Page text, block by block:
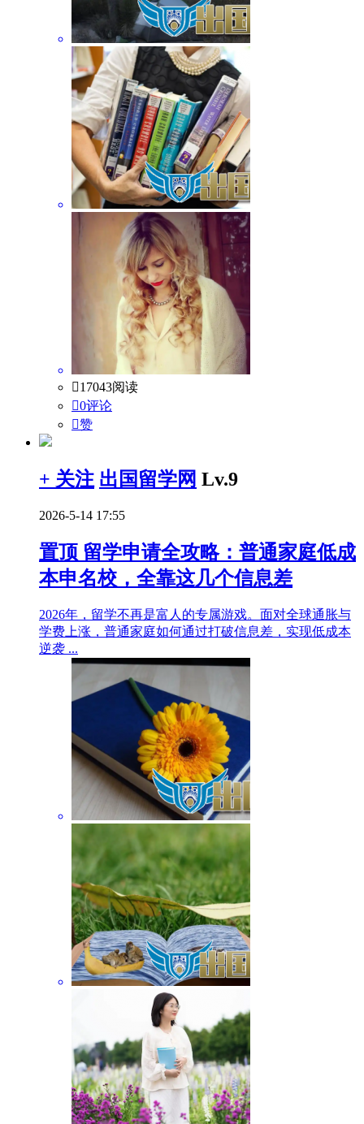
17043阅读
0评论
赞
+ 关注 出国留学网 Lv.9
2026-5-14 17:55
置顶 留学申请全攻略：普通家庭低成
本申名校，全靠这几个信息差
2026年，留学不再是富人的专属游戏。面对全球通胀与
学费上涨，普通家庭如何通过打破信息差，实现低成本
逆袭 ...